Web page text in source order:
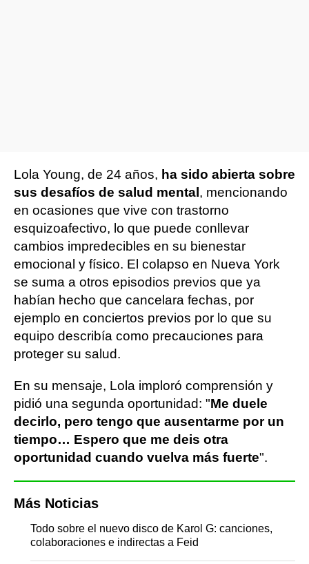
Lola Young, de 24 años, ha sido abierta sobre
sus desafíos de salud mental , mencionando
en ocasiones que vive con trastorno
esquizoafectivo, lo que puede conllevar
cambios impredecibles en su bienestar
emocional y físico. El colapso en Nueva York
se suma a otros episodios previos que ya
habían hecho que cancelara fechas, por
ejemplo en conciertos previos por lo que su
equipo describía como precauciones para
proteger su salud.
En su mensaje, Lola imploró comprensión y
pidió una segunda oportunidad: "Me duele
decirlo, pero tengo que ausentarme por un
tiempo… Espero que me deis otra
oportunidad cuando vuelva más fuerte".
Más Noticias
Todo sobre el nuevo disco de Karol G: canciones,
colaboraciones e indirectas a Feid